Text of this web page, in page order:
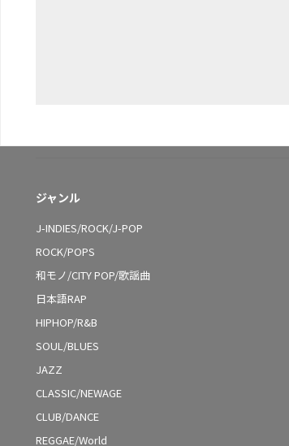
ジャンル
J-INDIES/ROCK/J-POP
ROCK/POPS
和モノ/CITY POP/歌謡曲
日本語RAP
HIPHOP/R&B
SOUL/BLUES
JAZZ
CLASSIC/NEWAGE
CLUB/DANCE
REGGAE/World